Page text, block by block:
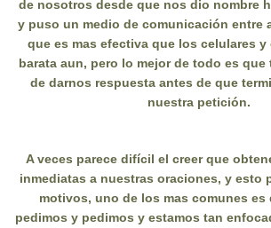
de nosotros desde que nos dio nombre
y puso un medio de comunicación entre
que es mas efectiva que los celulares y
barata aun, pero lo mejor de todo es que
de darnos respuesta antes de que
nuestra petición.
A veces parece difícil el creer que
inmediatas a nuestras oraciones, y esto
motivos, uno de los mas comunes es
pedimos y pedimos y estamos tan